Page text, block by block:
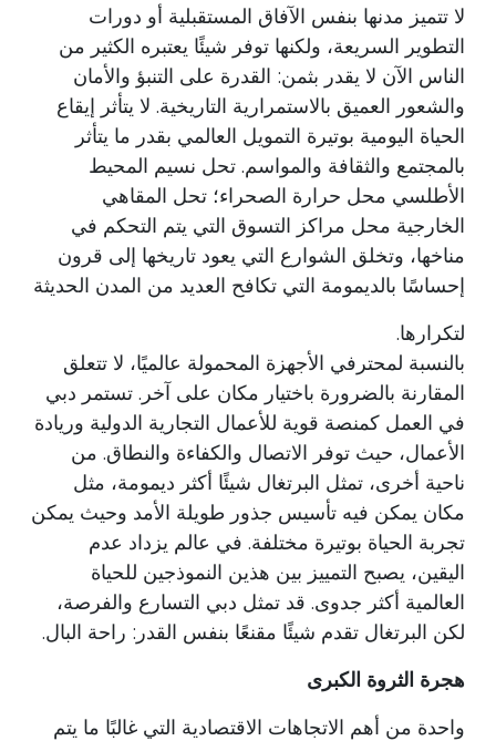
لا تتميز مدنها بنفس الآفاق المستقبلية أو دورات
التطوير السريعة، ولكنها توفر شيئًا يعتبره الكثير من
الناس الآن لا يقدر بثمن: القدرة على التنبؤ والأمان
والشعور العميق بالاستمرارية التاريخية. لا يتأثر إيقاع
الحياة اليومية بوتيرة التمويل العالمي بقدر ما يتأثر
بالمجتمع والثقافة والمواسم. تحل نسيم المحيط
الأطلسي محل حرارة الصحراء؛ تحل المقاهي
الخارجية محل مراكز التسوق التي يتم التحكم في
مناخها، وتخلق الشوارع التي يعود تاريخها إلى قرون
إحساسًا بالديمومة التي تكافح العديد من المدن الحديثة
لتكرارها.
بالنسبة لمحترفي الأجهزة المحمولة عالميًا، لا تتعلق
المقارنة بالضرورة باختيار مكان على آخر. تستمر دبي
في العمل كمنصة قوية للأعمال التجارية الدولية وريادة
الأعمال، حيث توفر الاتصال والكفاءة والنطاق. من
ناحية أخرى، تمثل البرتغال شيئًا أكثر ديمومة، مثل
مكان يمكن فيه تأسيس جذور طويلة الأمد وحيث يمكن
تجربة الحياة بوتيرة مختلفة. في عالم يزداد عدم
اليقين، يصبح التمييز بين هذين النموذجين للحياة
العالمية أكثر جدوى. قد تمثل دبي التسارع والفرصة،
لكن البرتغال تقدم شيئًا مقنعًا بنفس القدر: راحة البال.
هجرة الثروة الكبرى
واحدة من أهم الاتجاهات الاقتصادية التي غالبًا ما يتم